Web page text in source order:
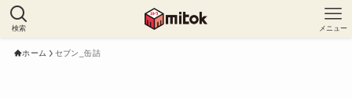
検索 メニュー
ホーム セブン_缶詰